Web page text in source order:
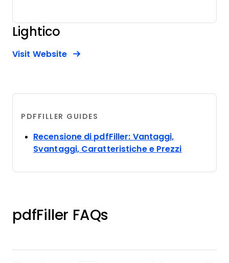
Lightico
Visit WebsiteOpens New Window
PDFFILLER GUIDES
Recensione di pdfFiller: Vantaggi,
Svantaggi, Caratteristiche e PrezziOpens
pdfFiller FAQs